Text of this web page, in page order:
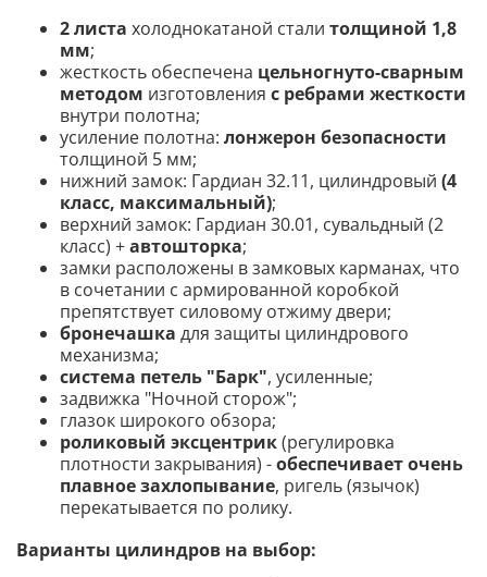
2 листа холоднокатаной стали толщиной 1,8
мм;
жесткость обеспечена цельногнуто-сварным
методом изготовления с ребрами жесткости
внутри полотна;
усиление полотна: лонжерон безопасности
толщиной 5 мм;
нижний замок: Гардиан 32.11, цилиндровый (4
класс, максимальный);
верхний замок: Гардиан 30.01, сувальдный (2
класс) +автошторка;
замки расположены в замковых карманах, что
в сочетании с армированной коробкой
препятствует силовому отжиму двери;
бронечашка для защиты цилиндрового
механизма;
система петель "Барк", усиленные;
задвижка "Ночной сторож";
глазок широкого обзора;
роликовый эксцентрик(регулировка
плотности закрывания) -обеспечивает очень
плавное захлопывание, ригель (язычок)
перекатывается по ролику.
Варианты цилиндров на выбор: